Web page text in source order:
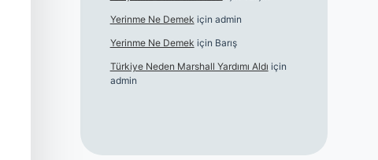
Yerinme Ne Demek için admin
Yerinme Ne Demek için Barış
Türkiye Neden Marshall Yardımı Aldı için
admin